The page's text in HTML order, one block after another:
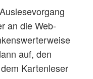
an die Web-
auf, den
Kartenleser